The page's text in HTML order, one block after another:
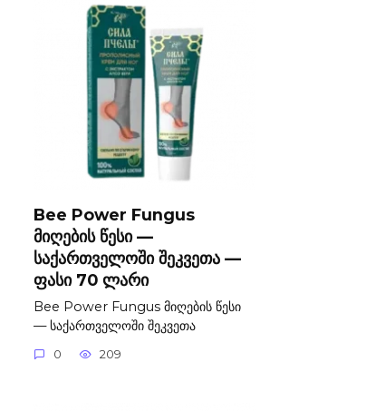
Bee Power Fungus
მიღების წესი —
საქართველოში შეკვეთა —
ფასი 70 ლარი
Bee Power Fungus მიღების წესი
— საქართველოში შეკვეთა
0 209